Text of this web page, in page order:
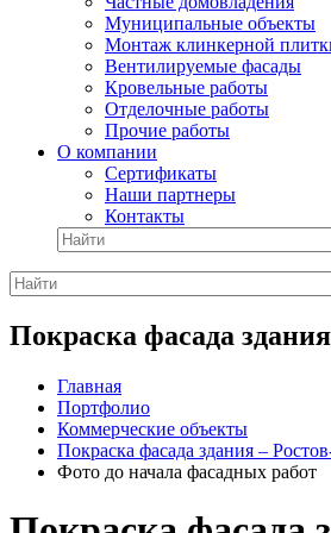
Муниципальные объекты
Монтаж клинкерной
Вентилируемые фасады
Кровельные работы
Отделочные работы
Прочие работы
О компании
Сертификаты
Наши партнеры
Контакты
Покраска фасада
Главная
Портфолио
Коммерческие объекты
Покраска фасада здания –
Фото до начала фасадных работ